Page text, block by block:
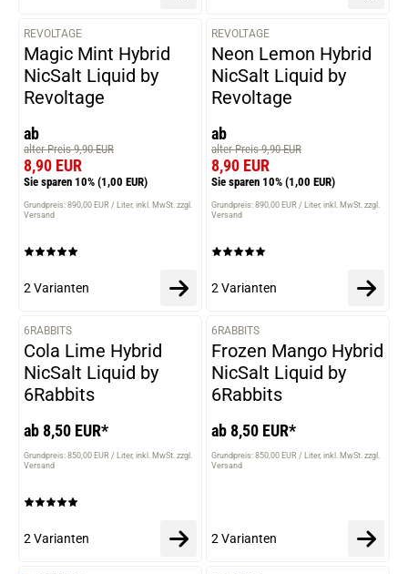
VARIANTEN
REVOLTAGE
Magic Mint Hybrid
NicSalt Liquid by
Revoltage
ab
alter Preis 9,90 EUR
8,90 EUR
Sie sparen 10% (1,00 EUR)
Grundpreis: 890,00 EUR / Liter inkl. MwSt. zzgl.
Versand
2 Varianten
VARIANTEN
REVOLTAGE
Neon Lemon Hybrid
NicSalt Liquid by
Revoltage
ab
alter Preis 9,90 EUR
8,90 EUR
Sie sparen 10% (1,00 EUR)
Grundpreis: 890,00 EUR / Liter inkl. MwSt. zzgl.
Versand
2 Varianten
VARIANTEN
6RABBITS
Cola Lime Hybrid
NicSalt Liquid by
6Rabbits
ab 8,50 EUR*
Grundpreis: 850,00 EUR / Liter inkl. MwSt. zzgl.
Versand
2 Varianten
VARIANTEN
6RABBITS
Frozen Mango Hybrid
NicSalt Liquid by
6Rabbits
ab 8,50 EUR*
Grundpreis: 850,00 EUR / Liter inkl. MwSt. zzgl.
Versand
2 Varianten